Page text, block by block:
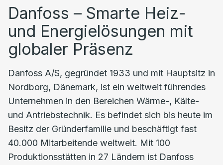
Danfoss – Smarte Heiz-
und Energielösungen mit
globaler Präsenz
Danfoss A/S, gegründet 1933 und mit Hauptsitz in
Nordborg, Dänemark, ist ein weltweit führendes
Unternehmen in den Bereichen Wärme-, Kälte-
und Antriebstechnik. Es befindet sich bis heute im
Besitz der Gründerfamilie und beschäftigt fast
40.000 Mitarbeitende weltweit. Mit 100
Produktionsstätten in 27 Ländern ist Danfoss